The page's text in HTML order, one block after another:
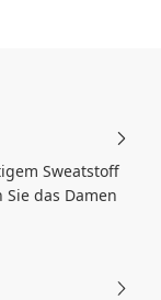
Sweatstoff
das Damen